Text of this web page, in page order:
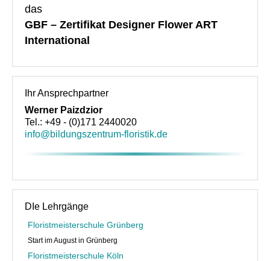
Kontakt
das
GBF – Zertifikat Designer Flower ART
International
Ihr Ansprechpartner
Werner Paizdzior
Tel.: +49 - (0)171 2440020
info@bildungszentrum-floristik.de
DIe Lehrgänge
Floristmeisterschule Grünberg
Start im August in Grünberg
Floristmeisterschule Köln